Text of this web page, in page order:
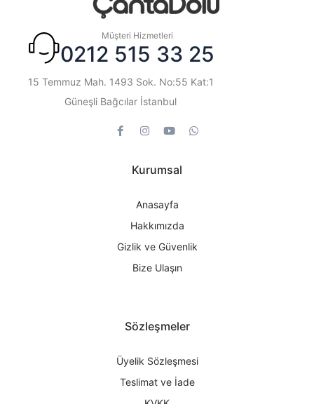
Müşteri Hizmetleri
0212 515 33 25
15 Temmuz Mah. 1493 Sok. No:55 Kat:1
Güneşli Bağcılar İstanbul
Kurumsal
Anasayfa
Hakkımızda
Gizlik ve Güvenlik
Bize Ulaşın
Sözleşmeler
Üyelik Sözleşmesi
Teslimat ve İade